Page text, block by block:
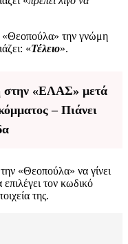
την γνώμη
«Τέλειο».
στην «ΕΛΑΣ» μετά
– Πιάνει
«Θεοπούλα» να γίνει
τον κωδικό
της.